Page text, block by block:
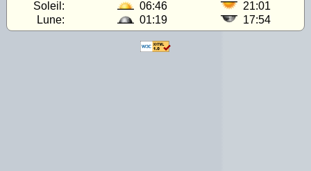
Soleil:
06:46
21:01
Lune:
01:19 17:54